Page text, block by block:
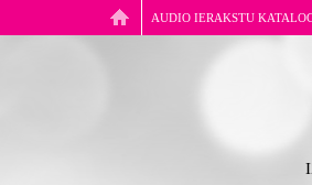
AUDIO IERAKSTU